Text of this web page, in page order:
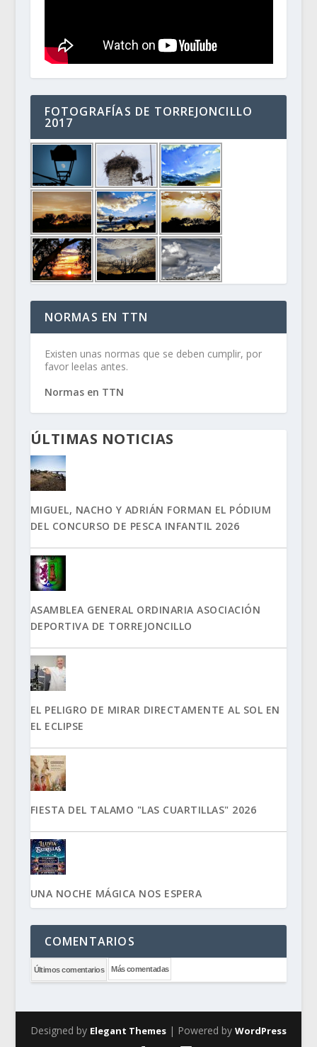
FOTOGRAFÍAS DE TORREJONCILLO
2017
NORMAS EN TTN
Existen unas normas que se deben cumplir, por
favor leelas antes.
Normas en TTN
ÚLTIMAS NOTICIAS
MIGUEL, NACHO Y ADRIÁN FORMAN EL PÓDIUM
DEL CONCURSO DE PESCA INFANTIL 2026
ASAMBLEA GENERAL ORDINARIA ASOCIACIÓN
DEPORTIVA DE TORREJONCILLO
EL PELIGRO DE MIRAR DIRECTAMENTE AL SOL EN
EL ECLIPSE
FIESTA DEL TALAMO "LAS CUARTILLAS" 2026
UNA NOCHE MÁGICA NOS ESPERA
COMENTARIOS
Últimos comentarios Más comentadas
Designed by Elegant Themes| Powered by WordPress